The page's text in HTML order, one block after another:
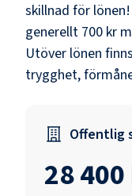
skillnad för lönen!
generellt 700 kr
Utöver lönen
trygghet,
Offentlig
28